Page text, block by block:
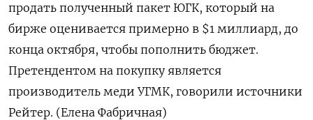
продать полученный пакет ЮГК, который на
бирже оценивается примерно в $1 миллиард, до
конца октября, чтобы пополнить бюджет.
Претендентом на покупку является
производитель меди УГМК, говорили источники
Рейтер. (Елена Фабричная)